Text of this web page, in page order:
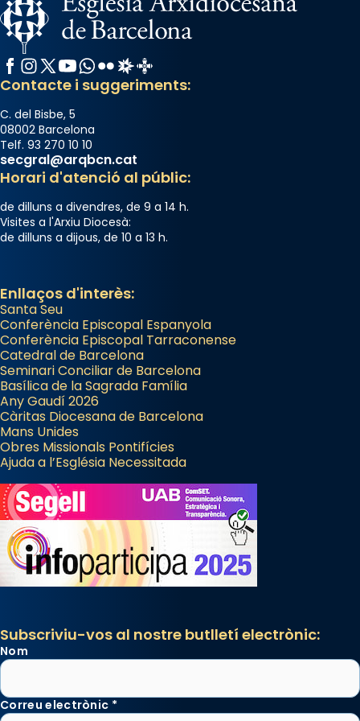
Facebook
Instagram
X / Twitter
YouTube
WhatsApp
FlickrRadio Estel
Catalunya Cristiana
Contacte i suggeriments:
C. del Bisbe, 5
08002 Barcelona
Telf. 93 270 10 10
secgral@arqbcn.cat
Horari d'atenció al públic:
de dilluns a divendres, de 9 a 14 h.
Visites a l'Arxiu Diocesà:
de dilluns a dijous, de 10 a 13 h.
Enllaços d'interès:
Santa Seu
Conferència Episcopal Espanyola
Conferència Episcopal Tarraconense
Catedral de Barcelona
Seminari Conciliar de Barcelona
Basílica de la Sagrada Família
Any Gaudí 2026
Càritas Diocesana de Barcelona
Mans Unides
Obres Missionals Pontifícies
Ajuda a l’Església Necessitada
Subscriviu-vos al nostre butlletí electrònic:
Nom
Correu electrònic *